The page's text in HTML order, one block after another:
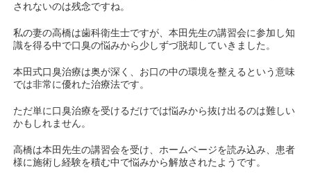
されないのは残念ですね。
私の妻の高橋は歯科衛生士ですが、本田先生の講習会に参加し知
識を得る中で口臭の悩みから少しずづ脱却していきました。
本田式口臭治療は奥が深く、お口の中の環境を整えるという意味
では非常に優れた治療法です。
ただ単に口臭治療を受けるだけでは悩みから抜け出るのは難しい
かもしれません。
高橋は本田先生の講習会を受け、ホームページを読み込み、患者
様に施術し経験を積む中で悩みから解放されたようです。